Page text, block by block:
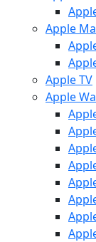
Apple
Apple TV
Apple